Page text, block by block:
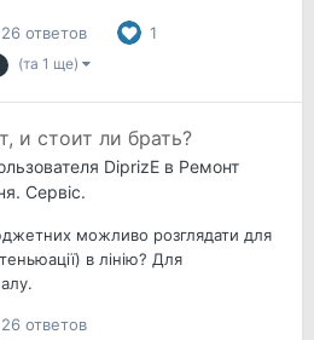
26 ответов 1
(та 1 ще)
и стоит ли брать?
DiprizE в Ремонт
Сервіс.
можливо розглядати для
в лінію? Для
26 ответов